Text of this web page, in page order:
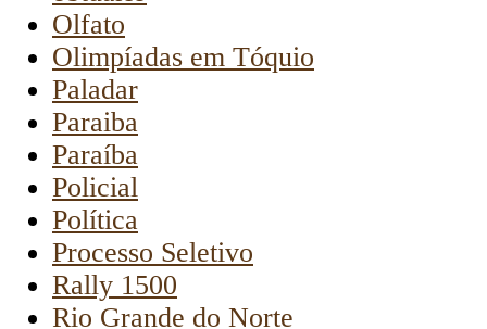
Olfato
Olimpíadas em Tóquio
Paladar
Paraiba
Paraíba
Policial
Política
Processo Seletivo
Rally 1500
Rio Grande do Norte